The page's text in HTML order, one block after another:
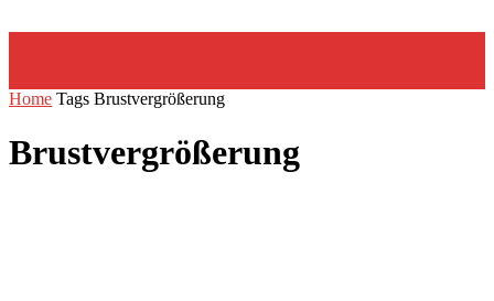
Home Tags Brustvergrößerung
Brustvergrößerung